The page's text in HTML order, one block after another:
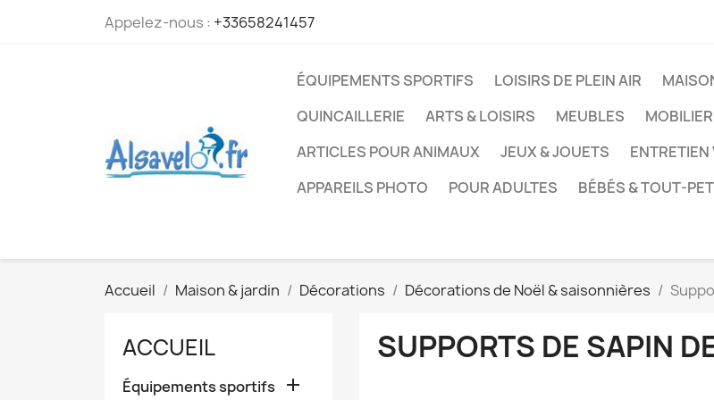
Appelez-nous : +33658241457
ÉQUIPEMENTS SPORTIFS LOISIRS DE PLEIN AIR
QUINCAILLERIE
ARTS & LOISIRS MEUBLES
ARTICLES POUR ANIMAUX
JEUX & JOUETS
APPAREILS PHOTO
POUR ADULTES BÉBÉS & TOUT-
Accueil Maison & jardin Décorations Décorations de Noël & saisonnières
ACCUEIL
Équipements sportifs 
SUPPORTS DE SAPIN